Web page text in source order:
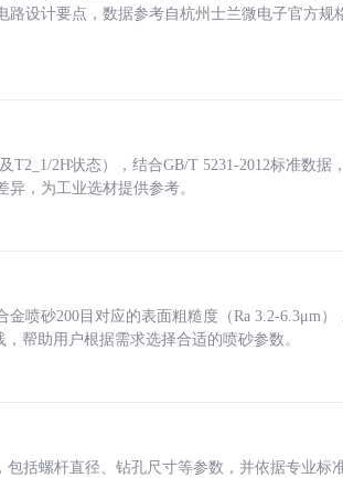
设计要点，数据参考自杭州士兰微电子官方规
2H状态），结合GB/T 5231-2012标准数据
，为工业选材提供参考。
喷砂200目对应的表面粗糙度（Ra 3.2-6.3μm）
帮助用户根据需求选择合适的喷砂参数。
括螺杆直径、钻孔尺寸等参数，并依据专业标